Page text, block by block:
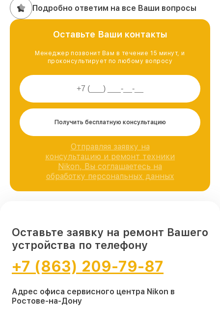
Подробно ответим на все Ваши вопросы
Оставьте Ваши контакты
Менеджер позвонит Вам в течение 15 минут, и
проконсультирует по любому вопросу
Получить бесплатную консультацию
Отправляя заявку на
консультацию и ремонт техники
Nikon, Вы соглашаетесь на
обработку персональных данных
Оставьте заявку на ремонт Вашего
устройства по телефону
+7 (863) 209-79-87
Адрес офиса сервисного центра Nikon в
Ростове-на-Дону